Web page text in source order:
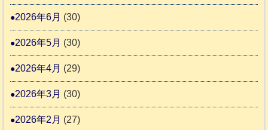
告
す
本
物
2026年6月 (30)
2026年5月 (30)
2026年4月 (29)
2026年3月 (30)
2026年2月 (27)